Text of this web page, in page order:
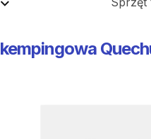
kempingowa